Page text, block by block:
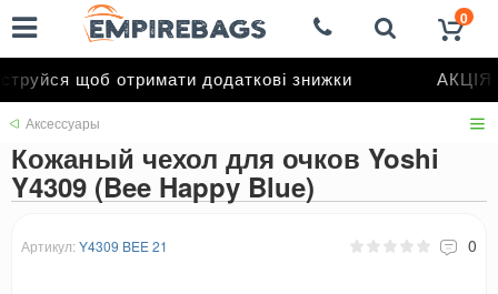
щоб отримати додаткові знижки АКЦІЯ
0
Аксессуары
Кожаный чехол для очков Yoshi
Y4309 (Bee Happy Blue)
Артикул: Y4309 BEE 21 0